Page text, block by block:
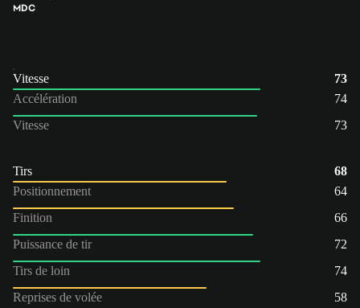
MDC
Vitesse
73
Accélération
74
Vitesse
73
Tirs
68
Positionnement
64
Finition
66
Puissance de tir
72
Tirs de loin
74
Reprises de volée
58